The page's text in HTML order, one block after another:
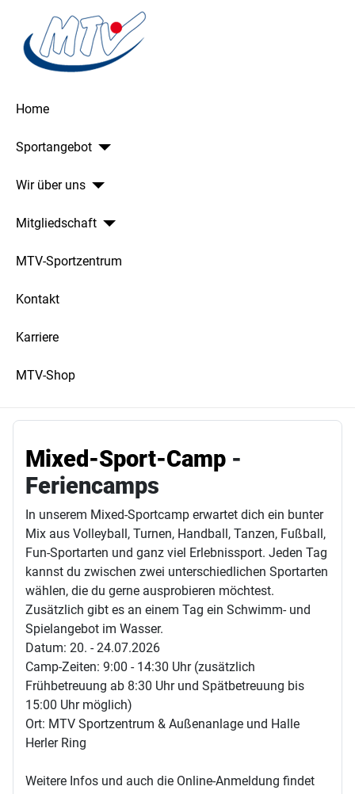
Home
Sportangebot
Wir über uns
Mitgliedschaft
MTV-Sportzentrum
Kontakt
Karriere
MTV-Shop
Mixed-Sport-Camp -
Feriencamps
In unserem Mixed-Sportcamp erwartet dich ein bunter
Mix aus Volleyball, Turnen, Handball, Tanzen, Fußball,
Fun-Sportarten und ganz viel Erlebnissport. Jeden Tag
kannst du zwischen zwei unterschiedlichen Sportarten
wählen, die du gerne ausprobieren möchtest.
Zusätzlich gibt es an einem Tag ein Schwimm- und
Spielangebot im Wasser.
Datum: 20. - 24.07.2026
Camp-Zeiten: 9:00 - 14:30 Uhr (zusätzlich
Frühbetreuung ab 8:30 Uhr und Spätbetreuung bis
15:00 Uhr möglich)
Ort: MTV Sportzentrum & Außenanlage und Halle
Herler Ring
Weitere Infos und auch die Online-Anmeldung findet